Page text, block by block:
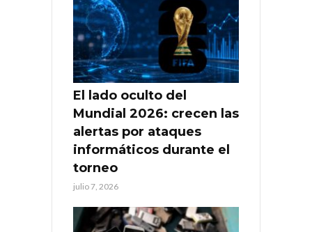
El lado oculto del
Mundial 2026: crecen las
alertas por ataques
informáticos durante el
torneo
julio 7, 2026